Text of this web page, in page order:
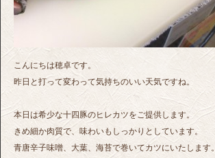
こんにちは穂卓です。
昨日と打って変わって気持ちのいい天気ですね。
本日は希少な十四豚のヒレカツをご提供します。
きめ細か肉質で、味わいもしっかりとしています。
青唐辛子味噌、大葉、海苔で巻いてカツにいたします。